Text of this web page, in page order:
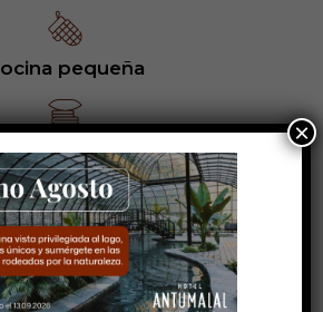
pequeña
de cama y toallas
Microondas
×